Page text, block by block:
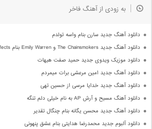
به زودی از آهنگ فاخر
دانلود آهنگ جدید سارن بنام واسه تولدم
دانلود آهنگ جدید The Chainsmokers و Emily Warren بنام Side Effects
دانلود موزیک ویدوی جدید حمید صفت هیهات
دانلود آهنگ جدید امین مرعشی برات میمردم
دانلود آهنگ جدید خدایا مرسی از حسین تهی
دانلود آهنگ مسیح و آرش AP به نام خیلی دلم تنگه
دانلود آهنگ جدید محسن یگانه بنام چنگال تقدیر
دانلود آلبوم جدید محمدرضا هدایتی بنام عشق پنهونی